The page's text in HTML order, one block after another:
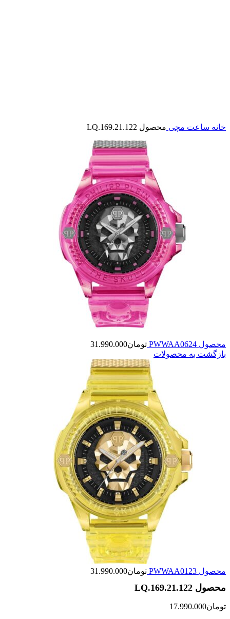
خانه ساعت مچی محصول LQ.169.21.122
محصول PWWAA0624 تومان31.990.000
بازگشت به محصولات
محصول PWWAA0123 تومان31.990.000
محصول LQ.169.21.122
تومان17.990.000